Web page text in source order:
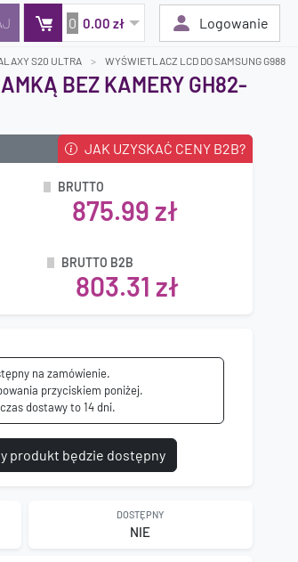
0 0.00 zł Logowanie
Dodaj produkty, aby kontynuować.
S20 ULTRA WYŚWIETLACZ LCD DO SAMSUNG G988
BEZ KAMERY GH82-
JAK UZYSKAĆ CENY B2B?
BRUTTO
875.99 zł
BRUTTO B2B
803.31 zł
na zamówienie.
przyciskiem poniżej.
dostawy to 14 dni.
produkt będzie dostępny
DOSTĘPNY
NIE